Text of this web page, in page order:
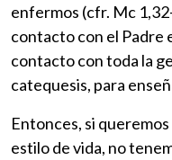
enfermos (cfr. Mc
contacto con el Padre
contacto con toda la
catequesis, para
Entonces, si
estilo de vida, no